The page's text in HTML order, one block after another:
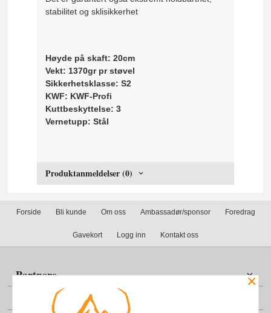
stabilitet og sklisikkerhet
Høyde på skaft: 20cm
Vekt: 1370gr pr støvel
Sikkerhetsklasse: S2
KWF: KWF-Profi
Kuttbeskyttelse: 3
Vernetupp: Stål
Produktanmeldelser (0)
Forside Bli kunde Om oss Ambassadør/sponsor Foredrag
Gavekort Logg inn Kontakt oss
Partnere
Din konto
×